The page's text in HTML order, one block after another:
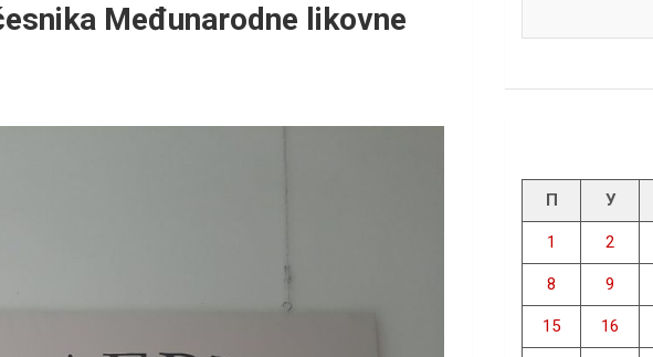
Međunarodne likovne
П У
1 2
8 9
15 16